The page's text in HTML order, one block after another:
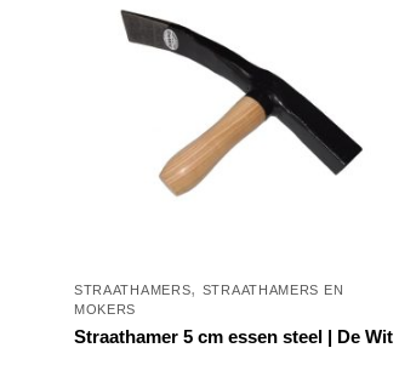
STRAATHAMERS, STRAATHAMERS EN
MOKERS
Straathamer 5 cm essen steel | De Wit